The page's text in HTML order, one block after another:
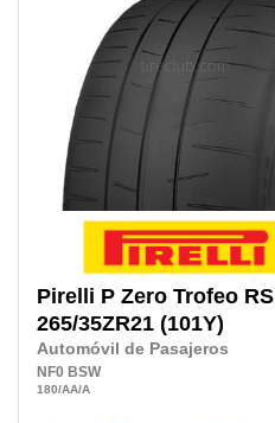
Pirelli P Zero Trofeo RS
265/35ZR21 (101Y)
Automóvil de Pasajeros
NF0 BSW
180/AA/A